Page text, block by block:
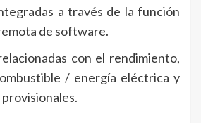
a través de la función
de software.
con el rendimiento,
/ energía eléctrica y
provisionales.